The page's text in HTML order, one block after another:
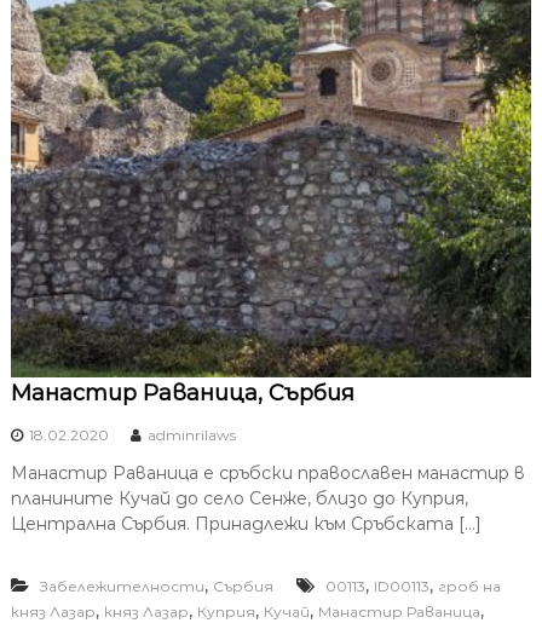
Манастир Раваница, Сърбия
18.02.2020 adminrilaws
Манастир Раваница е сръбски православен манастир в
планините Кучай до село Сенже, близо до Куприя,
Централна Сърбия. Принадлежи към Сръбската […]
Забележителности, Сърбия 00113, ID00113, гроб на
княз Лазар, княз Лазар, Куприя, Кучай, Манастир Раваница,